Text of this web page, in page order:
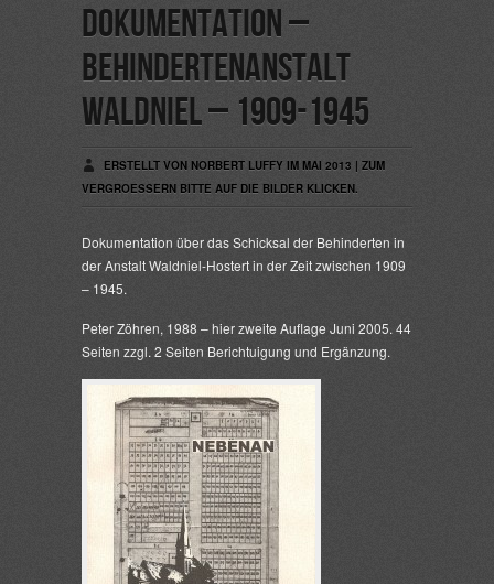
Dokumentation –
Behindertenanstalt
Waldniel – 1909-1945
ERSTELLT VON NORBERT LUFFY IM MAI 2013 | ZUM
VERGROESSERN BITTE AUF DIE BILDER KLICKEN.
Dokumentation über das Schicksal der Behinderten in
der Anstalt Waldniel-Hostert in der Zeit zwischen 1909
– 1945.
Peter Zöhren, 1988 – hier zweite Auflage Juni 2005. 44
Seiten zzgl. 2 Seiten Berichtuigung und Ergänzung.